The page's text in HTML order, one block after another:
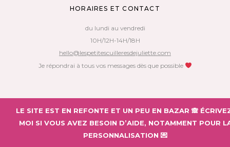
HORAIRES ET CONTACT
du lundi au vendredi
10H/12H-14H/18H
hello@lespetitescuilleresdejuliette.com
Je répondrai à tous vos messages dès que possible
Copyright 2018 – Les Petites Cuillères de Juliette